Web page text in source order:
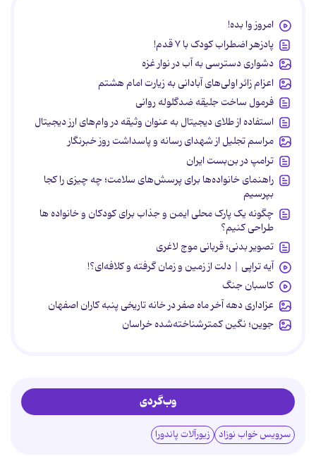
امروز وا بده!
پادزهر اضطراب کودک با ۷ قدم!
دشواری دسترسی به آب در نوار غزه
اعزام زائر اولی‌های آبادانی به زیارت امام هشتم
فرمول ساخت جلیقه ضدگلوله روانی
استفاده از طلای دیجیتال به عنوان وثیقه در وام‌های ارز دیجیتال
مراسم تجلیل از شهدای رسانه و پاسداشت روز خبرنگار
ترامپ در بن‌بست ایران
راهنمای خانواده‌ها برای پرسش‌های سلامت؛ چه چیزی را کجا
بپرسیم
چگونه یک پارک محلی ایمن و جذاب برای کودکان و خانواده ها
طراحی کنیم؟
تصویر بدنی؛ قربانی موج لاغری
آیه تراپی | دلت از زمین و زمان گرفته و کلافه‌ای؟!
کاسبان جنگ
عزاداری دهه آخر ماه صفر در خانه تاریخی پنبه کاران اصفهان
جوین؛ نگین کمترشناخته‌شده خراسان
وب‌گردی
سرویس خواب نوزاد زیورآلات پاندورا